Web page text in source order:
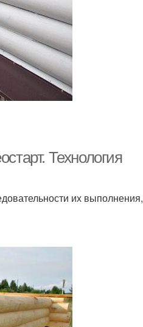
Технология
их выполнения,